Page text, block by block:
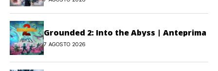
Grounded 2: Into the Abyss | Anteprima
7 AGOSTO 2026